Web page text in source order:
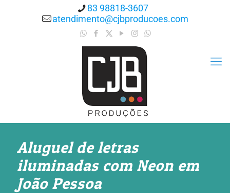
83 98818-3607
atendimento@cjbproducoes.com
Aluguel de letras
iluminadas com Neon em
João Pessoa